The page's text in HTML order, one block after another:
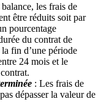
les frais de
être réduits soit par
pourcentage
du contrat de
fin d’une période
24 mois et le
: Les frais de
dépasser la valeur de